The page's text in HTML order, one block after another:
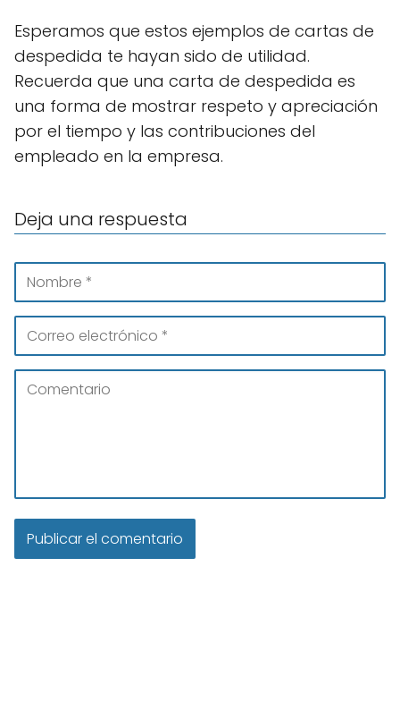
Esperamos que estos ejemplos de cartas de
despedida te hayan sido de utilidad.
Recuerda que una carta de despedida es
una forma de mostrar respeto y apreciación
por el tiempo y las contribuciones del
empleado en la empresa.
Deja una respuesta